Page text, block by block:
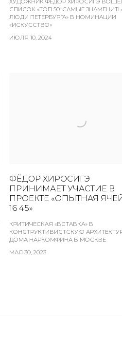
ХУДОЖНИК ФЁДОР ХИРОСИГЭ
СПИСОК «ТОП 50. САМЫЕ
ЛЮДИ ПЕТЕРБУРГА» В НОМИНАЦИИ
«ИСКУССТВО»
ИЮЛЯ 10, 2024
ФЁДОР ХИРОСИГЭ
ПРИНИМАЕТ УЧАСТИЕ В
ПРОЕКТЕ «ОПЫТНАЯ
16 45»
КРИТИЧЕСКАЯ «ВСТАВКА» В
КОНСТРУКТИВИСТСКУЮ
ДОМА НАРКОМФИНА В МОСКВЕ
МАЯ 30, 2023